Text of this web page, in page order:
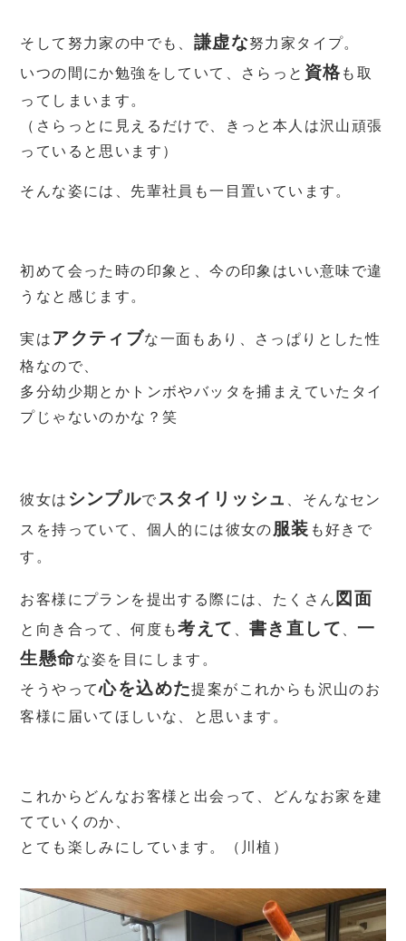
そして努力家の中でも、 謙虚な努力家タイプ。
いつの間にか勉強をしていて、さらっと 資格も取
ってしまいます。
（さらっとに見えるだけで、きっと本人は沢山頑張
っていると思います）
そんな姿には、先輩社員も一目置いています。
初めて会った時の印象と、今の印象はいい意味で違
うなと感じます。
実は アクティブな一面もあり、さっぱりとした性
格なので、
多分幼少期とかトンボやバッタを捕まえていたタイ
プじゃないのかな？笑
彼女は シンプルでスタイリッシュ 、そんなセン
スを持っていて、個人的には彼女の服装 も好きで
す。
お客様にプランを提出する際には、たくさん 図面
と向き合って、何度も考えて 、書き直して 、一
生懸命な姿を目にします。
そうやって心を込めた提案がこれからも沢山のお
客様に届いてほしいな、と思います。
これからどんなお客様と出会って、どんなお家を建
てていくのか、
とても楽しみにしています。（川植）